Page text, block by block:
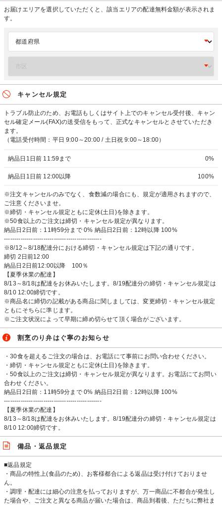
お届けエリアを選択していただくと、該当エリアの配達無料金額が表示されま
す。
キャンセル規定
トラブル防止のため、お電話もしくはサイト上でのキャンセル受付後、キャン
セル確定メール(FAX)の送受信をもって、正式なキャンセルとさせていただき
ます。
（電話受付時間：平日 9:00～20:00 / 土日祝 9:00～18:00）
納品日1日前 11:59まで 0%
納品日1日前 12:00以降 100%
※注文キャンセルのみでなく、食数減の場合にも、規定が適用されますので、
ご注意くださいませ。
※締切・キャンセル規定ともに定休(土日)を除きます。
※50食以上のご注文は締切・キャンセル規定が異なります。
納品日2日前：11時59分まで 0% 納品日2日前：12時以降 100%
-----------------------------------------------
※8/12～8/18配達分における締切・キャンセル規定は下記の通りです。
締切 2日前12:00
納品日2日前12:00以降 100％
【夏季休業の配達】
8/13～8/18は配達をお休みいたします。8/19配達分の締切・キャンセル規定は
8/10 12:00締切です。
※商品名に締切の記載がある商品に関しましては、変更締切・キャンセル規定
ともにそちらに準じます。
※ご注文状況によって早期に締め切らせて頂く場合がございます。
割烹のり弁はぐ寧のお知らせ
・30食を超えるご注文の場合は、お電話にて事前にお問い合わせください。
・締切・キャンセル規定ともに定休(土日)を除きます。
・50食以上のご注文は締切・キャンセル規定が異なります。お電話にてお問い
合わせください。
納品日2日前：11時59分まで 0% 納品日2日前：12時以降 100%
-----------------------------------------------
【夏季休業の配達】
8/13～8/18は配達をお休みいたします。8/19配達分の締切・キャンセル規定は
8/10 12:00締切です。
備品・返品規定
■返品規定
・商品の特性上(食品のため)、お客様都合による返品は受け付けておりませ
ん。
・調理・配達には細心の注意を払っておりますが、万一商品に不都合が発生し
た場合や、ご注文と異なる商品が届いた場合は、商品到着後、ただちに弊社ま